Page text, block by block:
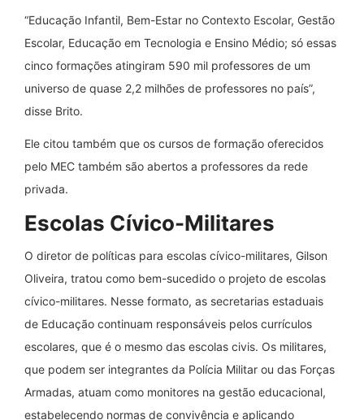
“Educação Infantil, Bem-Estar no Contexto Escolar, Gestão
Escolar, Educação em Tecnologia e Ensino Médio; só essas
cinco formações atingiram 590 mil professores de um
universo de quase 2,2 milhões de professores no país”,
disse Brito.
Ele citou também que os cursos de formação oferecidos
pelo MEC também são abertos a professores da rede
privada.
Escolas Cívico-Militares
O diretor de políticas para escolas cívico-militares, Gilson
Oliveira, tratou como bem-sucedido o projeto de escolas
cívico-militares. Nesse formato, as secretarias estaduais
de Educação continuam responsáveis pelos currículos
escolares, que é o mesmo das escolas civis. Os militares,
que podem ser integrantes da Polícia Militar ou das Forças
Armadas, atuam como monitores na gestão educacional,
estabelecendo normas de convivência e aplicando